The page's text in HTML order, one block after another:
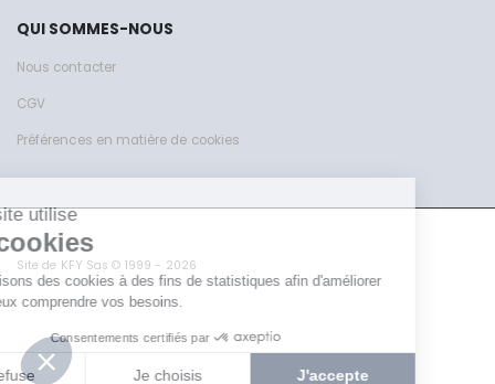
QUI SOMMES-NOUS
Nous contacter
CGV
Préférences en matière de cookies
Site de KFY Sas © 1999 - 2026